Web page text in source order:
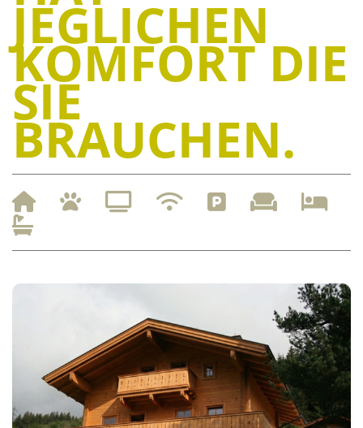
JEGLICHEN
KOMFORT DIE
SIE
BRAUCHEN.